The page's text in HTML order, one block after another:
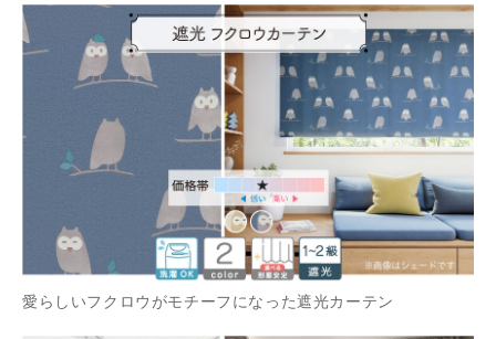
愛らしいフクロウがモチーフになった遮光カーテン